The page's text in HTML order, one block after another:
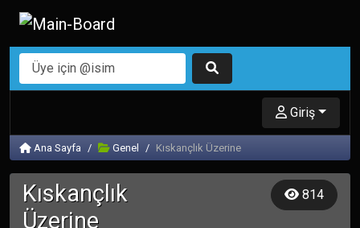
Giriş
Ana Sayfa Genel Kıskançlık Üzerine
Kıskançlık
Üzerine
814